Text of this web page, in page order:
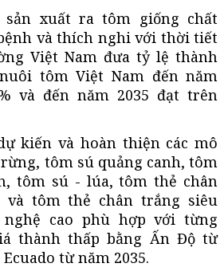
sản xuất ra tôm giống chất
và thích nghi với thời tiết
Việt Nam đưa tỷ lệ thành
tôm Việt Nam đến năm
và đến năm 2035 đạt trên
kiến và hoàn thiện các mô
tôm sú quảng canh, tôm
tôm sú - lúa, tôm thẻ chân
và tôm thẻ chân trắng siêu
cao phù hợp với từng
thành thấp bằng Ấn Độ từ
từ năm 2035.